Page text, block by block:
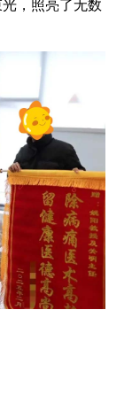
，照亮了无数